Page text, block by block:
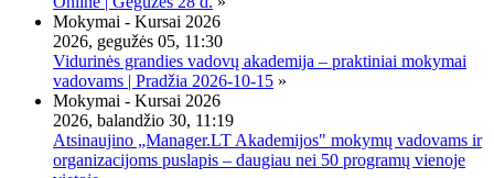
Mokymai - Kursai 2026
2026, gegužės 05, 11:30
Vidurinės grandies vadovų akademija – praktiniai mokymai
vadovams | Pradžia 2026-10-15 »
Mokymai - Kursai 2026
2026, balandžio 30, 11:19
Atsinaujino „Manager.LT Akademijos" mokymų vadovams ir
organizacijoms puslapis – daugiau nei 50 programų vienoje